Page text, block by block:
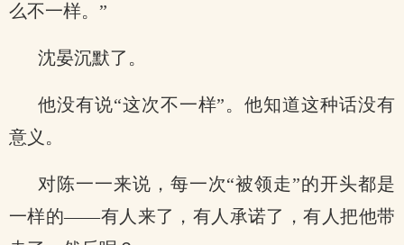
么不一样。”
沈晏沉默了。
他没有说“这次不一样”。他知道这种话没有
意义。
对陈一一来说，每一次“被领走”的开头都是
一样的——有人来了，有人承诺了，有人把他带